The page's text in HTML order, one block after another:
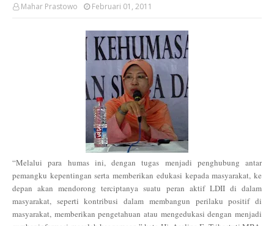
Mahar Prastowo Februari 01, 2011
“Melalui para humas ini, dengan tugas menjadi penghubung antar
pemangku kepentingan serta memberikan edukasi kepada masyarakat, ke
depan akan mendorong terciptanya suatu peran aktif LDII di dalam
masyarakat, seperti kontribusi dalam membangun perilaku positif di
masyarakat, memberikan pengetahuan atau mengedukasi dengan menjadi